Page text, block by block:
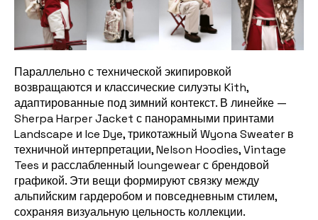
Параллельно с технической экипировкой
возвращаются и классические силуэты Kith,
адаптированные под зимний контекст. В линейке —
Sherpa Harper Jacket с панорамными принтами
Landscape и Ice Dye, трикотажный Wyona Sweater в
техничной интерпретации, Nelson Hoodies, Vintage
Tees и расслабленный loungewear с брендовой
графикой. Эти вещи формируют связку между
альпийским гардеробом и повседневным стилем,
сохраняя визуальную цельность коллекции.